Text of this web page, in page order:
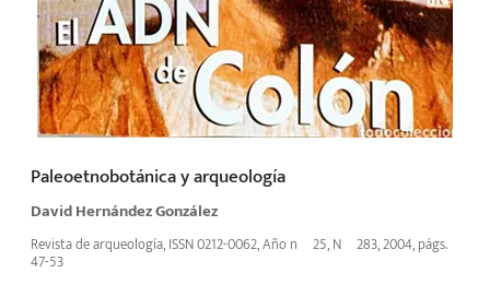
Paleoetnobotánica y arqueología
David Hernández González
Revista de arqueología, ISSN 0212-0062, Año nº 25, Nº 283, 2004, págs.
47-53